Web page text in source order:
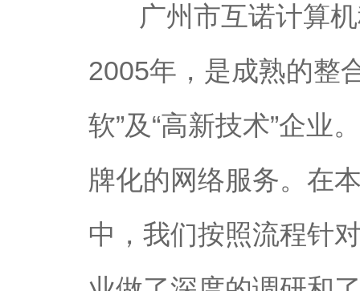
广州市互诺计算机
2005年，是成熟的整
软”及“高新技术”企业
牌化的网络服务。在
中，我们按照流程针